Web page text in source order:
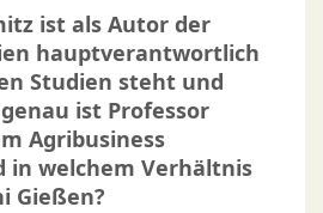
ist als Autor der
hauptverantwortlich
Studien steht und
ist Professor
Agribusiness
in welchem Verhältnis
Gießen?